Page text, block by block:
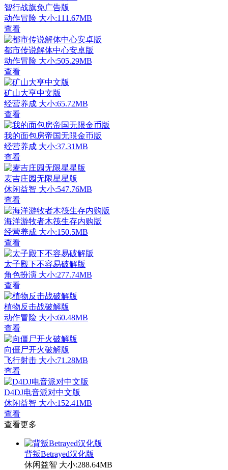
智行战旗免广告版
动作冒险 大小:111.67MB
查看
都市传说解体中心安卓版
动作冒险 大小:505.29MB
查看
矿山大亨中文版
经营养成 大小:65.72MB
查看
我的面包房帝国无限金币版
经营养成 大小:37.31MB
查看
麦吉庄园无限星星版
休闲益智 大小:547.76MB
查看
海洋游牧者木筏生存内购版
经营养成 大小:150.5MB
查看
太子殿下不容易破解版
角色扮演 大小:277.74MB
查看
植物反击战破解版
动作冒险 大小:60.48MB
查看
向僵尸开火破解版
飞行射击 大小:71.28MB
查看
D4DJ电音派对中文版
休闲益智 大小:152.41MB
查看
查看更多
背叛Betrayed汉化版
休闲益智 大小:288.64MB